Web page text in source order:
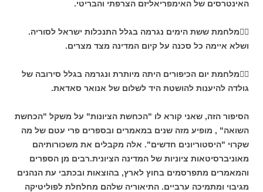
האינטרסים של האימפריאליזם הצרפתי והבריטי.
מלחמת ששת הימים נגרמה בגלל התנכלות ישראל לסוריה.
ושלא איימה כל סכנה על קיום המדינה מצד מצרים.
מלחמת יום הכיפורים היתה מיותרת ונגרמה בגלל סירובה של
גולדה להיענות להושטת היד לשלום של אנואר סאדאת.
הסיפור הזה, שאני קורא לו "הכחשת הציונות" על משקל "הכחשת
השואה" , מופיע מזה שנים במאמרים ובספרים פרי עטם של מה
שקרוי "היסטוריונים חדשים". אלה מקבלים את משכורותיהם
מאוניברסיטאות ציוניות של המדינה הציונית.רבים מן הספרים
והמאמרים מתפרסמים בחוץ לארץ, בהוצאות ובכתבי עת הנהנים
מגיבוי ומתמיכה ערביים. התיאוריה שלהם מחלחלת לפוליטיקה